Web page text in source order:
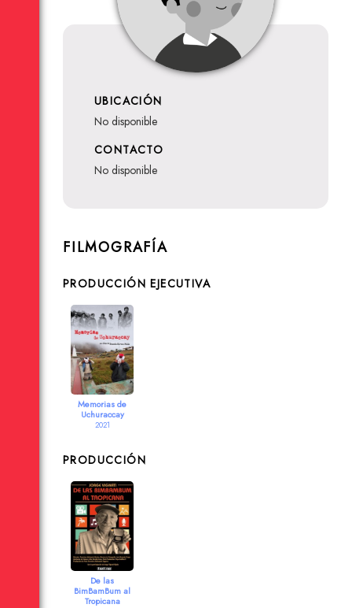
UBICACIÓN
no disponible
CONTACTO
no disponible
FILMOGRAFÍA
PRODUCCIÓN EJECUTIVA
Memorias de
Uchuraccay
2021
PRODUCCIÓN
De las
BimBamBum al
Tropicana